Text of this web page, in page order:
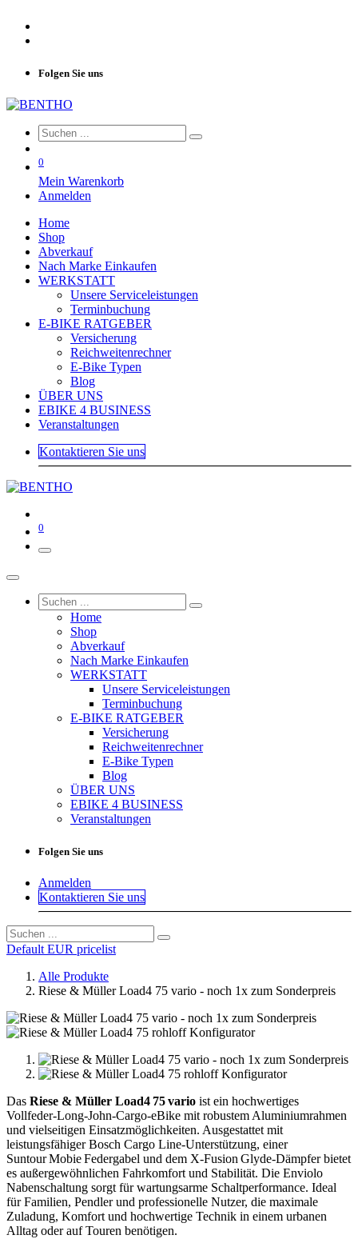
Folgen Sie uns
0
Mein Warenkorb
Anmelden
Home
Shop
Abverkauf
Nach Marke Einkaufen
WERKSTATT
Unsere Serviceleistungen
Terminbuchung
E-BIKE RATGEBER
Versicherung
Reichweitenrechner
E-Bike Typen
Blog
ÜBER UNS
EBIKE 4 BUSINESS
Veranstaltungen
Kontaktieren Sie uns
0
Home
Shop
Abverkauf
Nach Marke Einkaufen
WERKSTATT
Unsere Serviceleistungen
Terminbuchung
E-BIKE RATGEBER
Versicherung
Reichweitenrechner
E-Bike Typen
Blog
ÜBER UNS
EBIKE 4 BUSINESS
Veranstaltungen
Folgen Sie uns
Anmelden
Kontaktieren Sie uns
Default EUR pricelist
Alle Produkte
Riese & Müller Load4 75 vario - noch 1x zum Sonderpreis
Das Riese & Müller Load4 75 vario ist ein hochwertiges
Vollfeder-Long‑John-Cargo‑eBike mit robustem Aluminiumrahmen
und vielseitigen Einsatzmöglichkeiten. Ausgestattet mit
leistungsfähiger Bosch Cargo Line‑Unterstützung, einer
Suntour Mobie Federgabel und dem X‑Fusion Glyde‑Dämpfer bietet
es außergewöhnlichen Fahrkomfort und Stabilität. Die Enviolo
Nabenschaltung sorgt für wartungsarme Schaltperformance. Ideal
für Familien, Pendler und professionelle Nutzer, die maximale
Zuladung, Komfort und hochwertige Technik in einem urbanen
Alltag oder auf Touren benötigen.